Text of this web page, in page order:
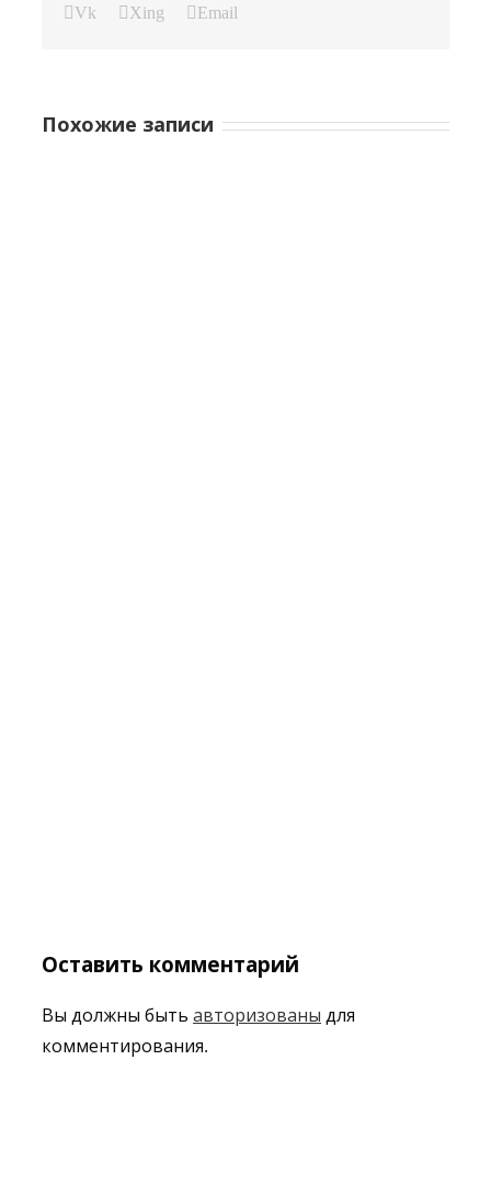
Vk Xing Email
Похожие записи
Оставить комментарий
Вы должны быть авторизованы для
комментирования.